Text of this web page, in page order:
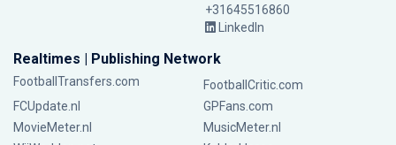
+31645516860
LinkedIn
Realtimes | Publishing Network
FootballTransfers.com
FootballCritic.com
FCUpdate.nl
GPFans.com
MovieMeter.nl
MusicMeter.nl